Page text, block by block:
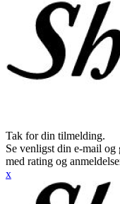
Tak for din tilmelding.
Se venligst din e-mail
med rating og
x